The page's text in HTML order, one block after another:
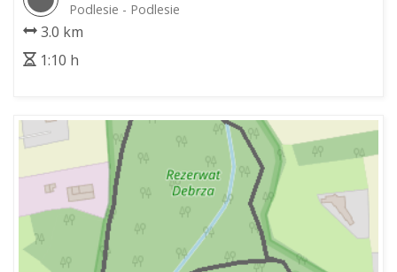
Podlesie - Podlesie
3.0 km
1:10 h